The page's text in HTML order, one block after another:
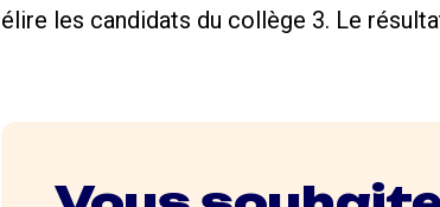
élire les candidats du collège 3. Le